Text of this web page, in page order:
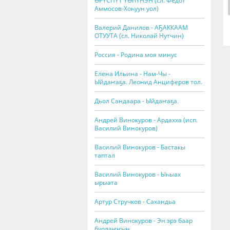
Аммосов-Хоһуун уол)
Валерий Данилов - АҔАККААМ
ОТУУТА (сл. Николай Нутчин)
Россия - Родина моя минус
Елена Ильина - Нам-Чы -
Ыйдаҥаҕа. Леонид Анциферов тол.
Дьол Сандаара - Ыйдаҥаҕа.
Андрей Винокуров - Ардахха (исп.
Василий Винокуров)
Василий Винокуров - Бастакы
таптал
Василий Винокуров - Ыһыах
ырыата
Артур Стручков - Сахандьа
Андрей Винокуров - Эн эрэ баар